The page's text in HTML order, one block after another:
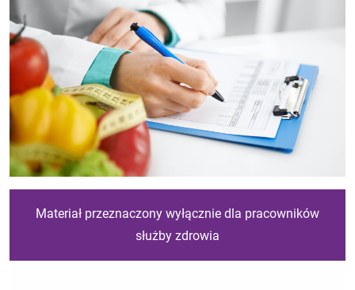
Materiał przeznaczony wyłącznie dla pracowników
służby zdrowia